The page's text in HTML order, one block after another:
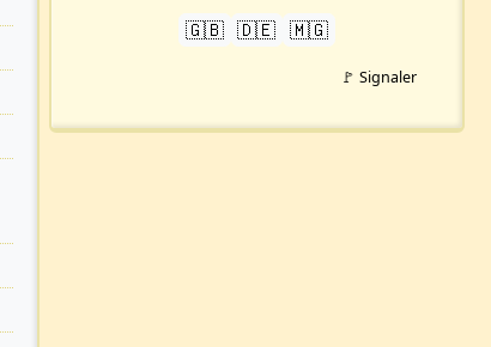
🇬🇧 🇩🇪 🇲🇬
🚩 Signaler